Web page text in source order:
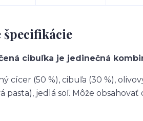
cibuľka je jedinečná
cícer (50 %), cibuľa (30 %),
pasta), jedlá soľ. Môže